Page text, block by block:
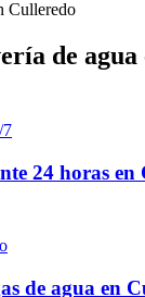
Culleredo
de agua
7
24 horas en
de agua en